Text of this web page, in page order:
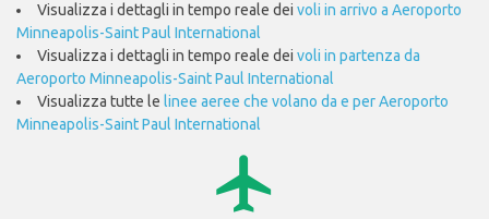
Visualizza i dettagli in tempo reale dei voli in arrivo a Aeroporto
Minneapolis-Saint Paul International
Visualizza i dettagli in tempo reale dei voli in partenza da
Aeroporto Minneapolis-Saint Paul International
Visualizza tutte le linee aeree che volano da e per Aeroporto
Minneapolis-Saint Paul International
airplanemode_active